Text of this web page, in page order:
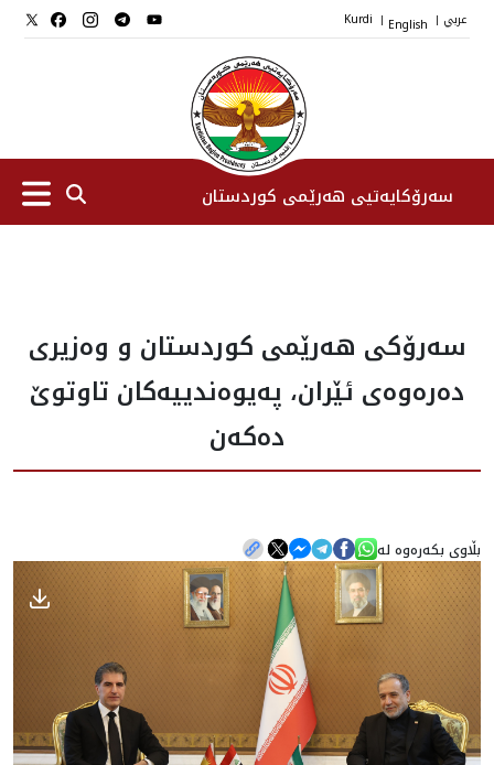
عربي |
English
|
Kurdi
سەرۆکایەتیی هەرێمی کوردستان
جێگرانی سه‌رۆک
ستافی سەرۆکایەتی
هه‌واڵ
گەلەری
سه‌رۆكى هه‌رێمى كوردستان و وه‌زيرى
ده‌ره‌وه‌ى ئێران، په‌يوه‌ندييه‌كان تاوتوێ
ده‌كه‌ن
بڵاوی بکەرەوە لە